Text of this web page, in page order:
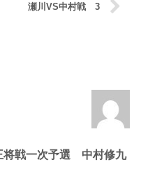
瀬川VS中村戦 3
将戦一次予選 中村修九